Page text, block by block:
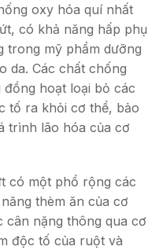
oxy hóa quí nhất
có khả năng hấp phụ
trong mỹ phẩm dưỡng
da. Các chất chống
hoạt loại bỏ các
tố ra khỏi cơ thể, bảo
trình lão hóa của cơ
có một phổ rộng các
thèm ăn của cơ
cân nặng thông qua cơ
độc tố của ruột và